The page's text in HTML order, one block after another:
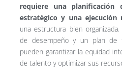
requiere una planificación
estratégico y una ejecución
una estructura bien
de desempeño y un plan de
pueden garantizar la equidad
de talento y optimizar sus